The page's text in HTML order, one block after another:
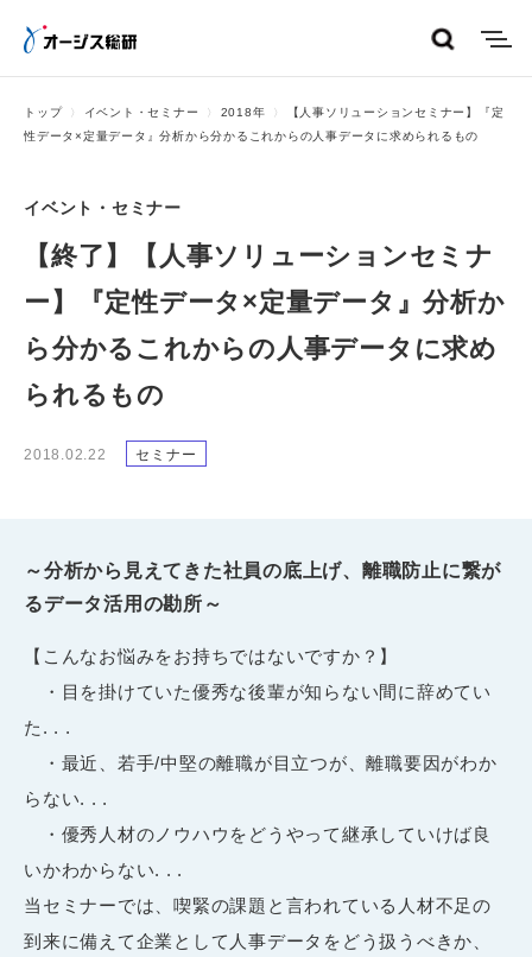
トップ イベント・セミナー 2018年
【人事ソリューションセミナー】『定
性データ×定量データ』分析から分かるこれからの人事データに求められるもの
イベント・セミナー
【終了】【人事ソリューションセミナ
ー】『定性データ×定量データ』分析か
ら分かるこれからの人事データに求め
られるもの
2018.02.22 セミナー
～分析から見えてきた社員の底上げ、離職防止に繋が
るデータ活用の勘所～
【こんなお悩みをお持ちではないですか？】
・目を掛けていた優秀な後輩が知らない間に辞めてい
た. . .
・最近、若手/中堅の離職が目立つが、離職要因がわか
らない. . .
・優秀人材のノウハウをどうやって継承していけば良
いかわからない. . .
当セミナーでは、喫緊の課題と言われている人材不足の
到来に備えて企業として人事データをどう扱うべきか、